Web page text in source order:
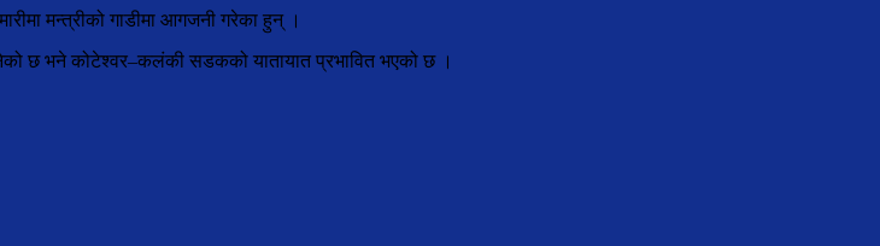
मन्त्रीको गाडीमा आगजनी गरेका हुन् ।
छ भने कोटेश्वर–कलंकी सडकको यातायात प्रभावित भएको छ ।